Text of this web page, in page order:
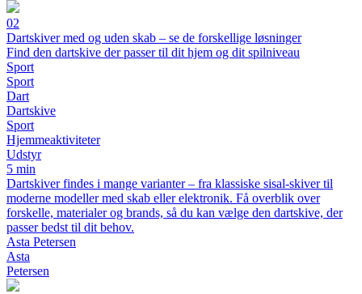
02
Dartskiver med og uden skab – se de forskellige løsninger
Find den dartskive der passer til dit hjem og dit spilniveau
Sport
Sport
Dart
Dartskive
Sport
Hjemmeaktiviteter
Udstyr
5 min
Dartskiver findes i mange varianter – fra klassiske sisal-skiver til
moderne modeller med skab eller elektronik. Få overblik over
forskelle, materialer og brands, så du kan vælge den dartskive, der
passer bedst til dit behov.
Asta Petersen
Asta
Petersen